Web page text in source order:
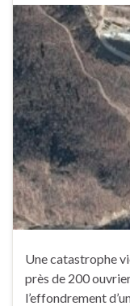
Une catastrophe
près de 200
l’effondrement